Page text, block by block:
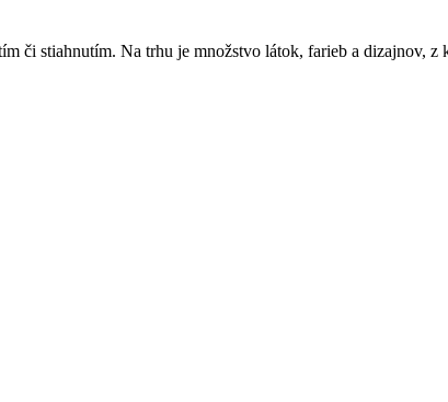
či stiahnutím. Na trhu je množstvo látok, farieb a dizajnov,